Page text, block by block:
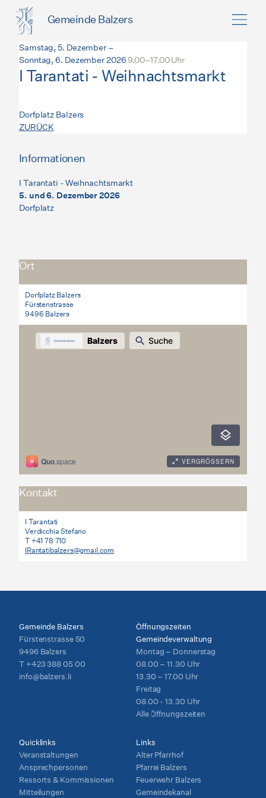
Gemeinde Balzers
Samstag, 5. Dezember –
Sonntag, 6. Dezember 20269.00–17.00 Uhr
I Tarantati - Weihnachtsmarkt
Dorfplatz Balzers
ZURÜCK
Informationen
I Tarantati - Weihnachtsmarkt
5. und 6. Dezember 2026
Dorfplatz
Ort
Dorfplatz Balzers
Fürstenstrasse
9496 Balzers
Kontakt
I Tarantati
Verdicchia Stefano
T +41 78 710
IRantatibalzers@gmail.com
Gemeinde Balzers
Fürstenstrasse 50
9496 Balzers
T +423 388 05 00
info@balzers.li
Öffnungszeiten
Gemeindeverwaltung
Montag – Donnerstag
08.00 – 11.30 Uhr
13.30 – 17.00 Uhr
Freitag
08.00 - 13.30 Uhr
Alle Öffnungszeiten
Quicklinks
Veranstaltungen
Ansprechpersonen
Ressorts & Kommissionen
Mitteilungen
Links
Alter Pfarrhof
Pfarrei Balzers
Feuerwehr Balzers
Gemeindekanal